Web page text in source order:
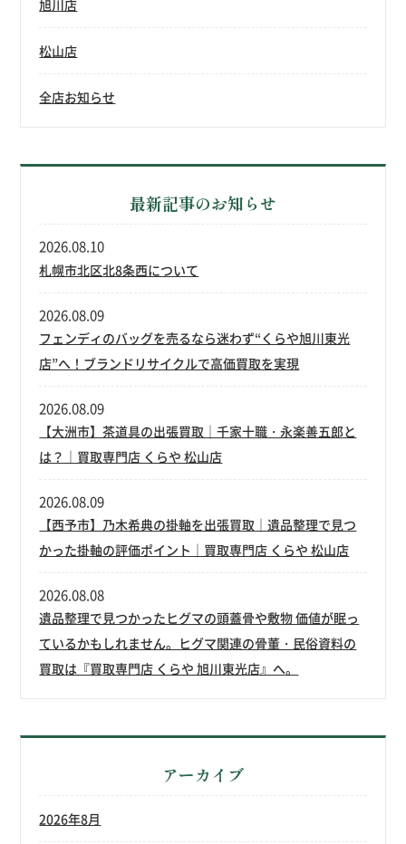
旭川店
松山店
全店お知らせ
最新記事のお知らせ
札幌市北区北8条西について
2026.08.10
フェンディのバッグを売るなら迷わず“くらや旭川東光
店”へ！ブランドリサイクルで高価買取を実現
2026.08.09
【大洲市】茶道具の出張買取｜千家十職・永楽善五郎と
は？｜買取専門店 くらや 松山店
2026.08.09
【西予市】乃木希典の掛軸を出張買取｜遺品整理で見つ
かった掛軸の評価ポイント｜買取専門店 くらや 松山店
2026.08.09
遺品整理で見つかったヒグマの頭蓋骨や敷物 価値が眠っ
ているかもしれません。ヒグマ関連の骨董・民俗資料の
買取は『買取専門店 くらや 旭川東光店』へ。
2026.08.08
アーカイブ
2026年8月